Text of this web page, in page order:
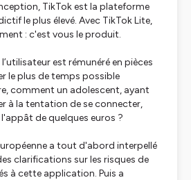
TikTok est la plateforme
le plus élevé. Avec TikTok Lite,
: c'est vous le produit.
est rémunéré en pièces
le plus de temps possible
comment un adolescent, ayant
à la tentation de se connecter,
de quelques euros ?
a tout d'abord interpellé
clarifications sur les risques de
à cette application. Puis a